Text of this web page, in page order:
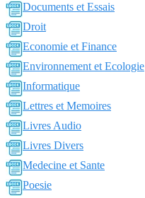
Documents et Essais
Droit
Economie et Finance
Environnement et Ecologie
Informatique
Lettres et Memoires
Livres Audio
Livres Divers
Medecine et Sante
Poesie